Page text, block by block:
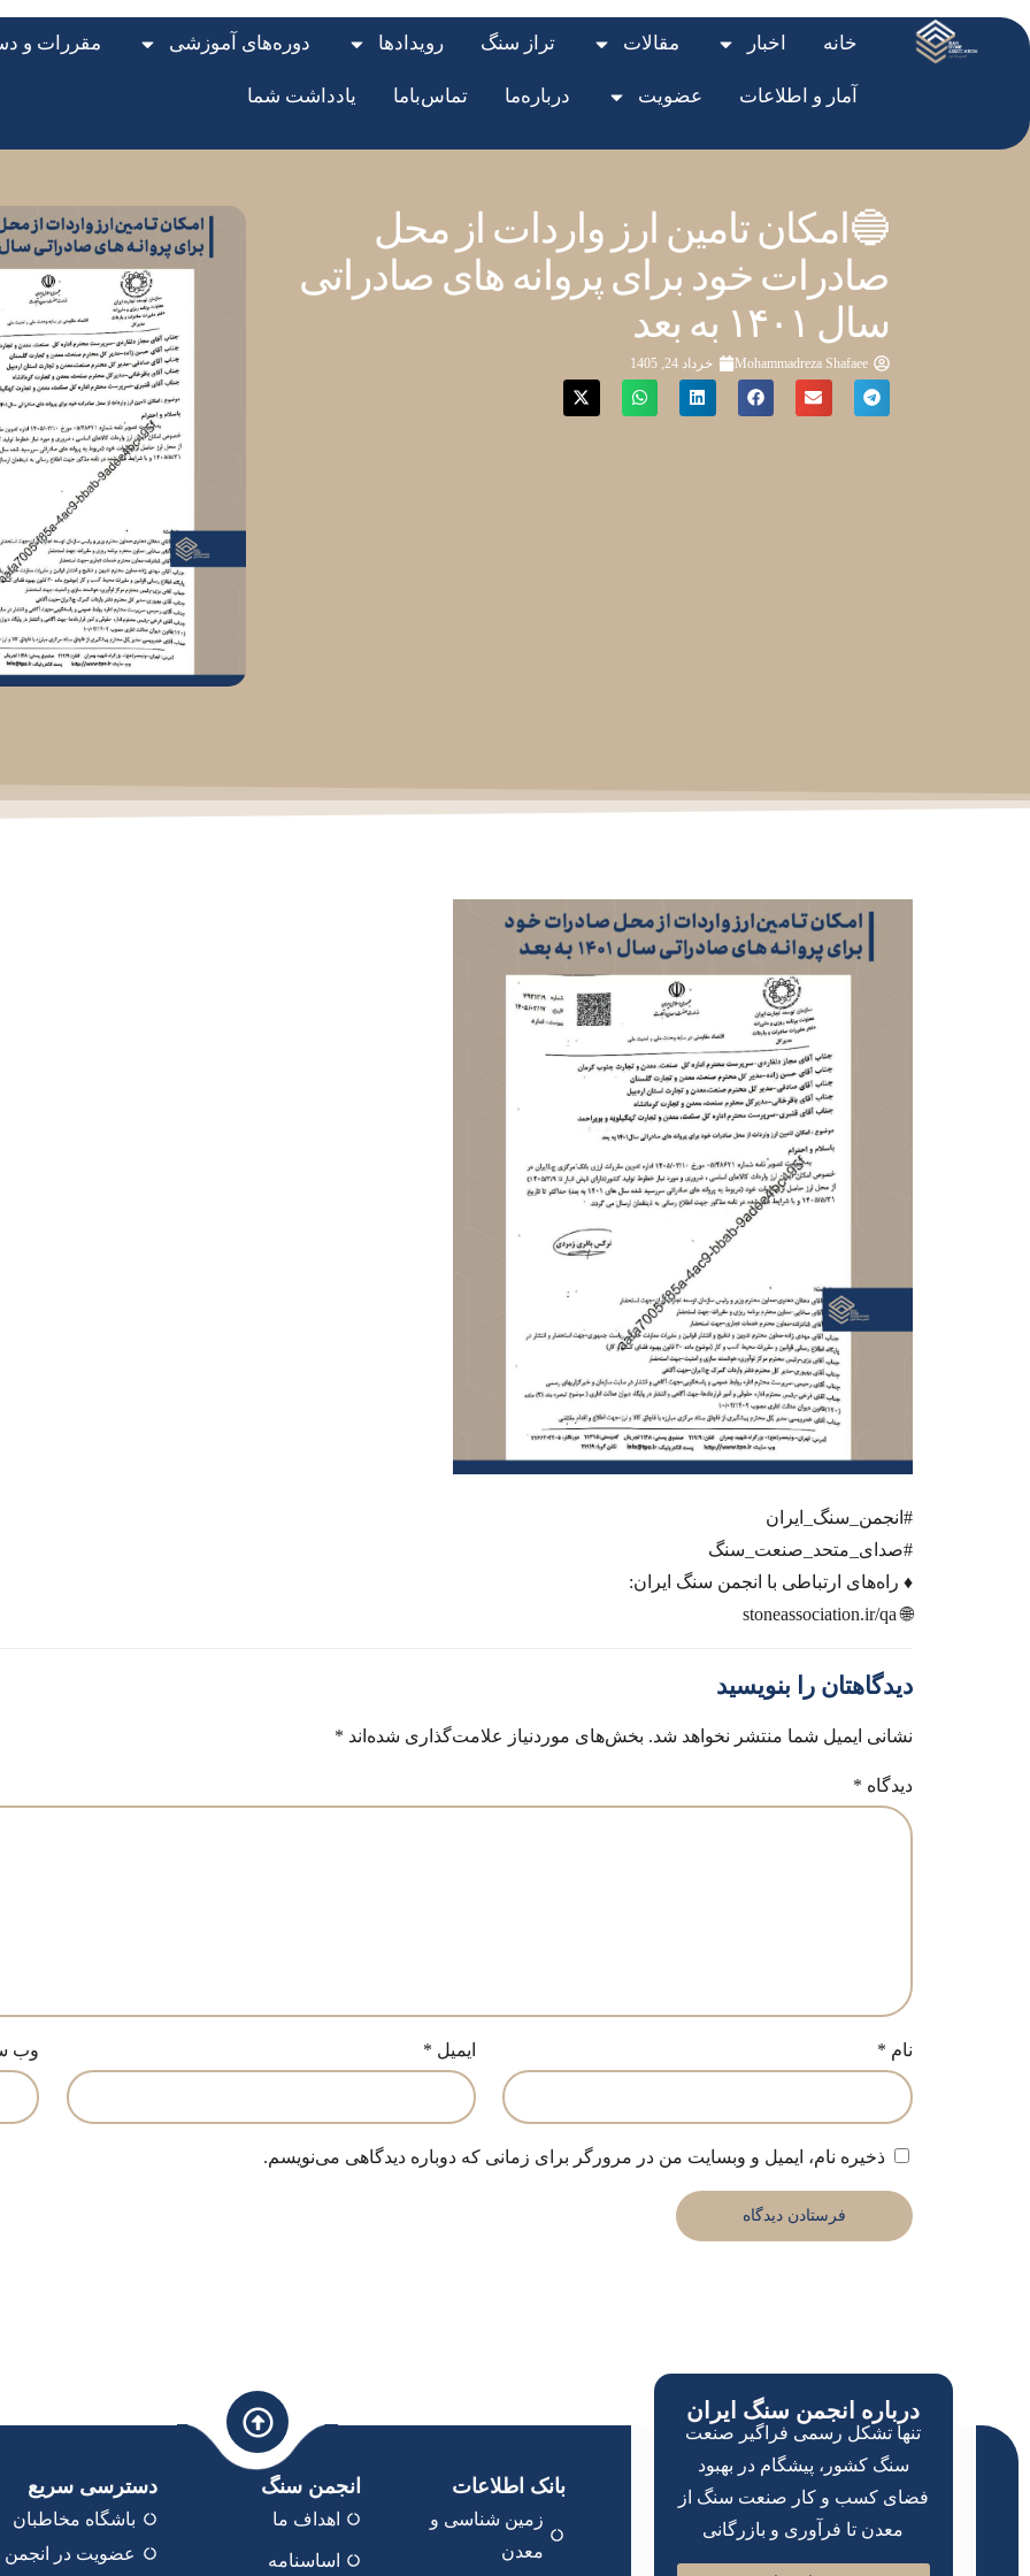
خانه اخبار مقالات تراز سنگ رویدادها دوره‌های آموزشی مقررات و
آمار و اطلاعات عضویت درباره‌ما تماس‌با‌ما یادداشت شما
🔵امکان تامین ارز واردات از محل
صادرات خود برای پروانه های صادراتی
سال ۱۴۰۱ به بعد
Mohammadreza Shafaee خرداد 24, 1405
#انجمن_سنگ_ایران
#صدای_متحد_صنعت_سنگ
♦️ راه‌های ارتباطی با انجمن سنگ ایران:
🌐 stoneassociation.ir/qa
دیدگاهتان را بنویسید
نشانی ایمیل شما منتشر نخواهد شد. بخش‌های موردنیاز علامت‌گذاری شده‌اند *
دیدگاه *
نام * ایمیل * وب‌
ذخیره نام، ایمیل و وبسایت من در مرورگر برای زمانی که دوباره دیدگاهی می‌نویسم.
درباره انجمن سنگ ایران
تنها تشکل رسمی فراگیر صنعت
سنگ کشور، پیشگام در بهبود
فضای کسب و کار صنعت سنگ از
معدن تا فرآوری و بازرگانی
بانک اطلاعات
زمین شناسی و
معدن
انجمن سنگ
اهداف ما
اساسنامه
دسترسی سریع
باشگاه مخاطبان
عضویت در انجمن